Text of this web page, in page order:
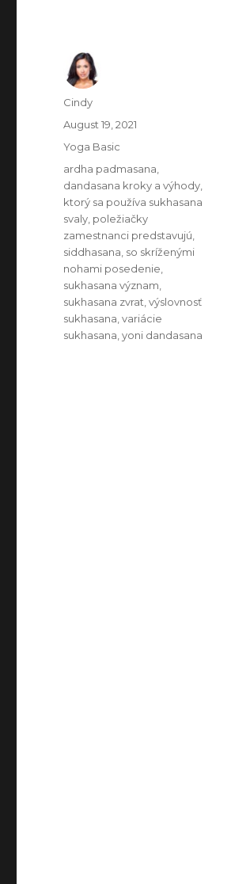
Author
Cindy
Posted
August 19, 2021
Categories
Yoga Basic
Tags
ardha padmasana
dandasana kroky a výhody
ktorý sa používa sukhasana
svaly poležiačky
zamestnanci predstavujú
siddhasana so skríženými
nohami posedenie
sukhasana význam
sukhasana zvrat ,výslovnosť
sukhasana ,variácie
sukhasana ,yoni dandasana